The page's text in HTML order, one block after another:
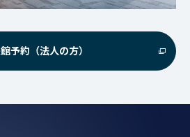
予約（法人の方）